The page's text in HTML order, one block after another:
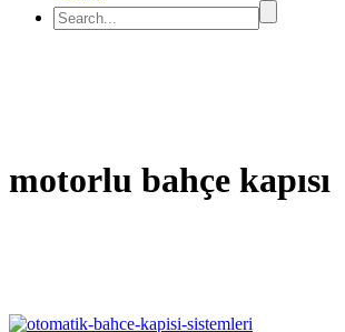
motorlu bahçe kapısı